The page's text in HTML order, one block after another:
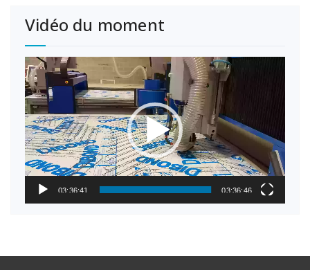
Vidéo du moment
Lecteur
vidéo
03:36:41 03:36:46